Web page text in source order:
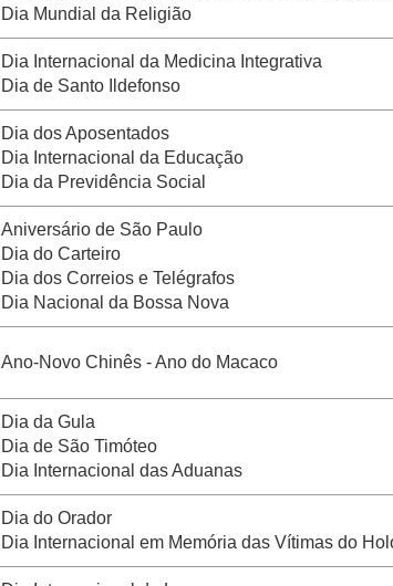
Dia Mundial da Religião
Dia Internacional da Medicina Integrativa
Dia de Santo Ildefonso
Dia dos Aposentados
Dia Internacional da Educação
Dia da Previdência Social
Aniversário de São Paulo
Dia do Carteiro
Dia dos Correios e Telégrafos
Dia Nacional da Bossa Nova
Ano-Novo Chinês - Ano do Macaco
Dia da Gula
Dia de São Timóteo
Dia Internacional das Aduanas
Dia do Orador
Dia Internacional em Memória das Vítimas do